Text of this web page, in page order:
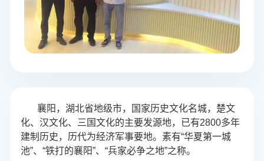
襄阳，湖北省地级市，国家历史文化名城，楚文
化、汉文化、三国文化的主要发源地，已有2800多年
建制历史，历代为经济军事要地。素有“华夏第一城
池”、“铁打的襄阳”、“兵家必争之地”之称。